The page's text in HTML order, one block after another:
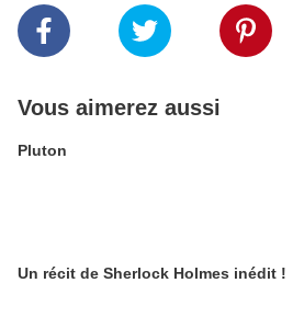
Vous aimerez aussi
Pluton
Un récit de Sherlock Holmes inédit !